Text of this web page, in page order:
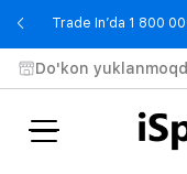
Trade In’da 1 800
Do'kon